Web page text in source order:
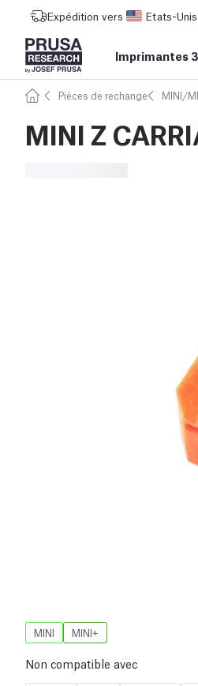
Expédition vers Etats-
Imprimantes
Pièces de rechange MINI/
MINI Z
MINI MINI+
Non compatible avec